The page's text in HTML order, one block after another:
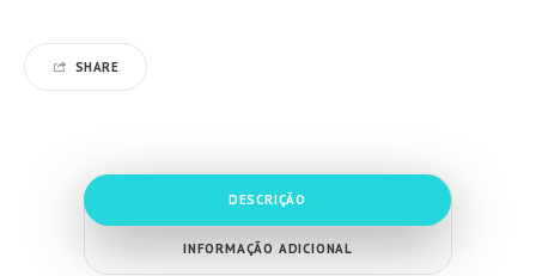
SHARE
DESCRIÇÃO
INFORMAÇÃO ADICIONAL